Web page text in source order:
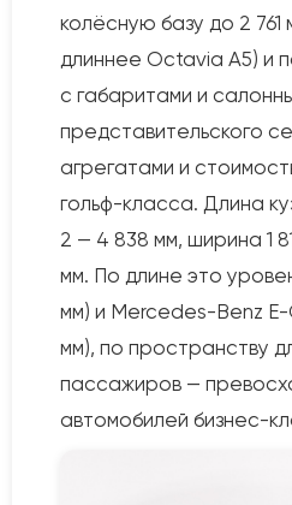
колёсную базу до 2 761
длиннее Octavia A5) и
с габаритами и
представительского
агрегатами и
гольф-класса. Длина
2 — 4 838 мм, ширина 1
мм. По длине это
мм) и Mercedes-Benz E-
мм), по пространству
пассажиров —
автомобилей бизнес-